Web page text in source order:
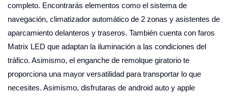
completo. Encontrarás elementos como el sistema de
navegación, climatizador automático de 2 zonas y asistentes de
aparcamiento delanteros y traseros. También cuenta con faros
Matrix LED que adaptan la iluminación a las condiciones del
tráfico. Asimismo, el enganche de remolque giratorio te
proporciona una mayor versatilidad para transportar lo que
necesites. Asimismo, disfrutaras de android auto y apple